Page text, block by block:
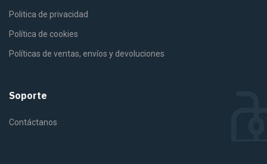
Politica de privacidad
Política de cookies
Políticas de ventas, envíos y devoluciones
Soporte
Contáctanos